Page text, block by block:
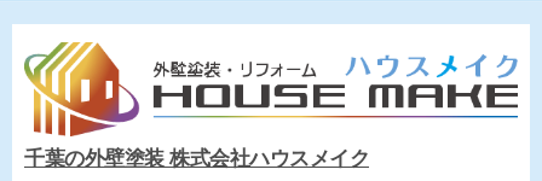
千葉の外壁塗装 株式会社ハウスメイク